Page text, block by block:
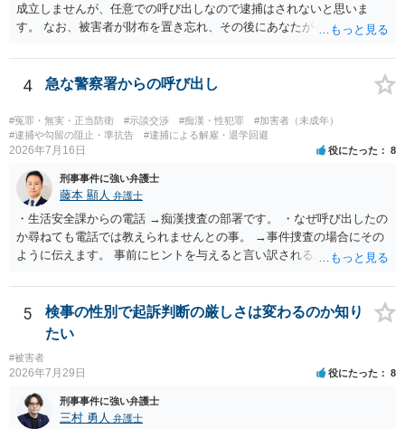
成立しませんが、任意での呼び出しなので逮捕はされないと思いま
す。 なお、被害者が財布を置き忘れ、その後にあなたがトイレに入
と言い逃れはかなり厳しいものと思います。
4 急な警察署からの呼び出し
#冤罪・無実・正当防衛 #示談交渉 #痴漢・性犯罪
#加害者（未成年）
#逮捕や勾留の阻止・準抗告
#逮捕による解雇・退学回避
2026年7月16日 役にたった 8
刑事事件に強い弁護士
藤本 顯人 弁護士
・生活安全課からの電話 →痴漢捜査の部署です。 ・なぜ呼び出したの
か尋ねても電話では教えられませんとの事。 →事件捜査の場合にその
ように伝えます。 事前にヒントを与えると言い訳されるからです。 ・
たり →やはり痴漢として疑われているのでは。 そもそも痴漢をやって
ないのであれば、何も疑われる筋合いは無いわけですし狼狽える必要
はないですね。
5
検事の性別で起訴判断の厳しさは変わるのか知り
たい
#被害者
2026年7月29日 役にたった 8
刑事事件に強い弁護士
三村 勇人 弁護士